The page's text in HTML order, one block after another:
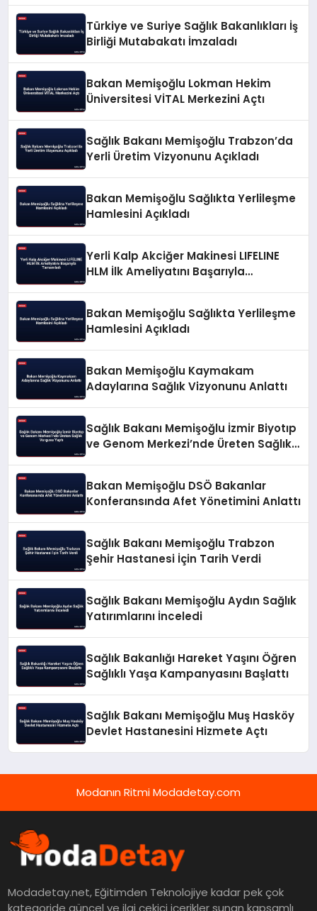
Türkiye ve Suriye Sağlık Bakanlıkları İş
Birliği Mutabakatı İmzaladı
Bakan Memişoğlu Lokman Hekim
Üniversitesi VİTAL Merkezini Açtı
Sağlık Bakanı Memişoğlu Trabzon’da
Yerli Üretim Vizyonunu Açıkladı
Bakan Memişoğlu Sağlıkta Yerlileşme
Hamlesini Açıkladı
Yerli Kalp Akciğer Makinesi LIFELINE
HLM İlk Ameliyatını Başarıyla
Bakan Memişoğlu Sağlıkta Yerlileşme
Hamlesini Açıkladı
Bakan Memişoğlu Kaymakam
Adaylarına Sağlık Vizyonunu Anlattı
Sağlık Bakanı Memişoğlu İzmir Biyotıp
ve Genom Merkezi’nde Üreten Sağlık
Bakan Memişoğlu DSÖ Bakanlar
Konferansında Afet Yönetimini Anlattı
Sağlık Bakanı Memişoğlu Trabzon
Şehir Hastanesi İçin Tarih Verdi
Sağlık Bakanı Memişoğlu Aydın Sağlık
Yatırımlarını İnceledi
Sağlık Bakanlığı Hareket Yaşını Öğren
Sağlıklı Yaşa Kampanyasını Başlattı
Sağlık Bakanı Memişoğlu Muş Hasköy
Devlet Hastanesini Hizmete Açtı
Modanın Ritmi Modadetay.com
Modadetay.net, Eğitimden Teknolojiye kadar pek çok